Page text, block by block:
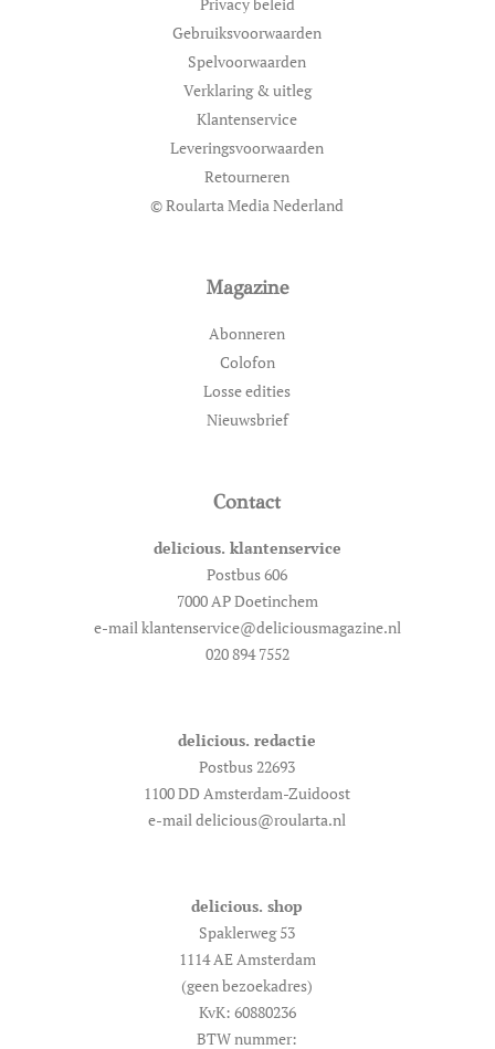
Gebruiksvoorwaarden
Spelvoorwaarden
Verklaring & uitleg
Klantenservice
Leveringsvoorwaarden
Retourneren
© Roularta Media Nederland
Magazine
Abonneren
Colofon
Losse edities
Nieuwsbrief
Contact
delicious. klantenservice
Postbus 606
7000 AP Doetinchem
e-mail klantenservice@deliciousmagazine.nl
020 894 7552
delicious. redactie
Postbus 22693
1100 DD Amsterdam-Zuidoost
e-mail delicious@roularta.nl
delicious. shop
Spaklerweg 53
1114 AE Amsterdam
(geen bezoekadres)
KvK: 60880236
BTW nummer: